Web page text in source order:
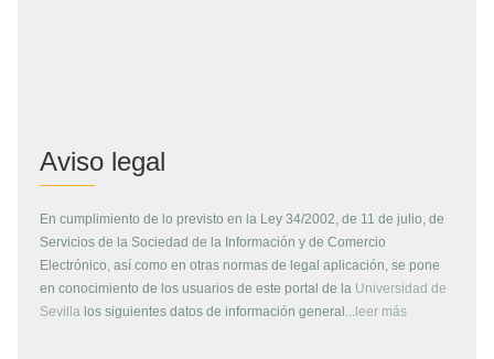
Aviso legal
En cumplimiento de lo previsto en la Ley 34/2002, de 11 de julio, de
Servicios de la Sociedad de la Información y de Comercio
Electrónico, así como en otras normas de legal aplicación, se pone
en conocimiento de los usuarios de este portal de la Universidad de
Sevilla los siguientes datos de información general... leer más